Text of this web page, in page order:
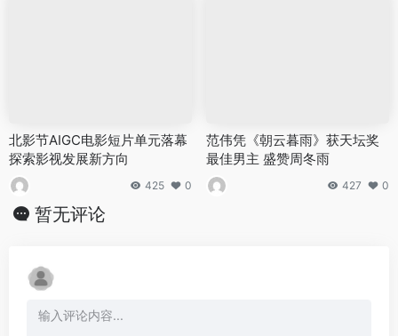
北影节AIGC电影短片单元落幕
探索影视发展新方向
425 0
范伟凭《朝云暮雨》获天坛奖
最佳男主 盛赞周冬雨
427 0
暂无评论